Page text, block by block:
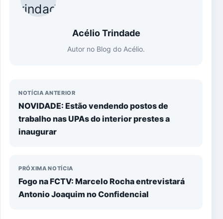
Acélio Trindade
Autor no Blog do Acélio.
NOTÍCIA ANTERIOR
NOVIDADE: Estão vendendo postos de
trabalho nas UPAs do interior prestes a
inaugurar
PRÓXIMA NOTÍCIA
Fogo na FCTV: Marcelo Rocha entrevistará
Antonio Joaquim no Confidencial